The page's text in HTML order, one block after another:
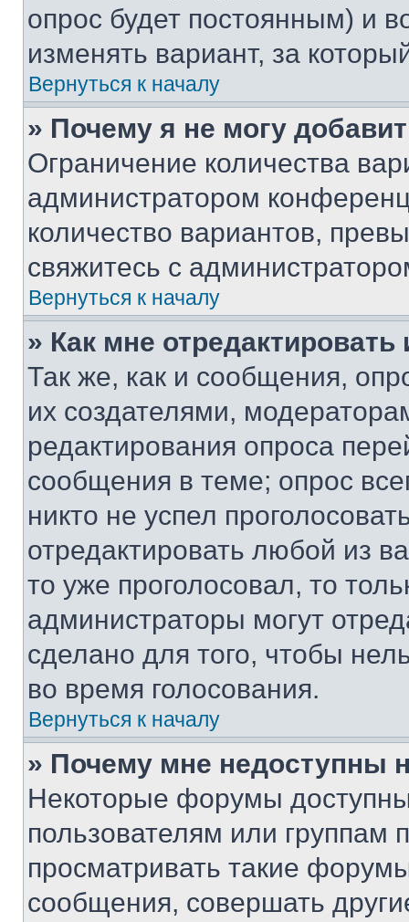
опрос будет постоянным) и
изменять вариант, за
Вернуться к началу
» Почему я не могу
Ограничение количества
администратором
количество вариантов,
свяжитесь с
Вернуться к началу
» Как мне
Так же, как и сообщения,
их создателями,
редактирования опроса
сообщения в теме; опрос
никто не успел
отредактировать любой из
то уже проголосовал, то
администраторы могут
сделано для того, чтобы
во время голосования.
Вернуться к началу
» Почему мне недоступны
Некоторые форумы
пользователям или группам
просматривать такие
сообщения, совершать